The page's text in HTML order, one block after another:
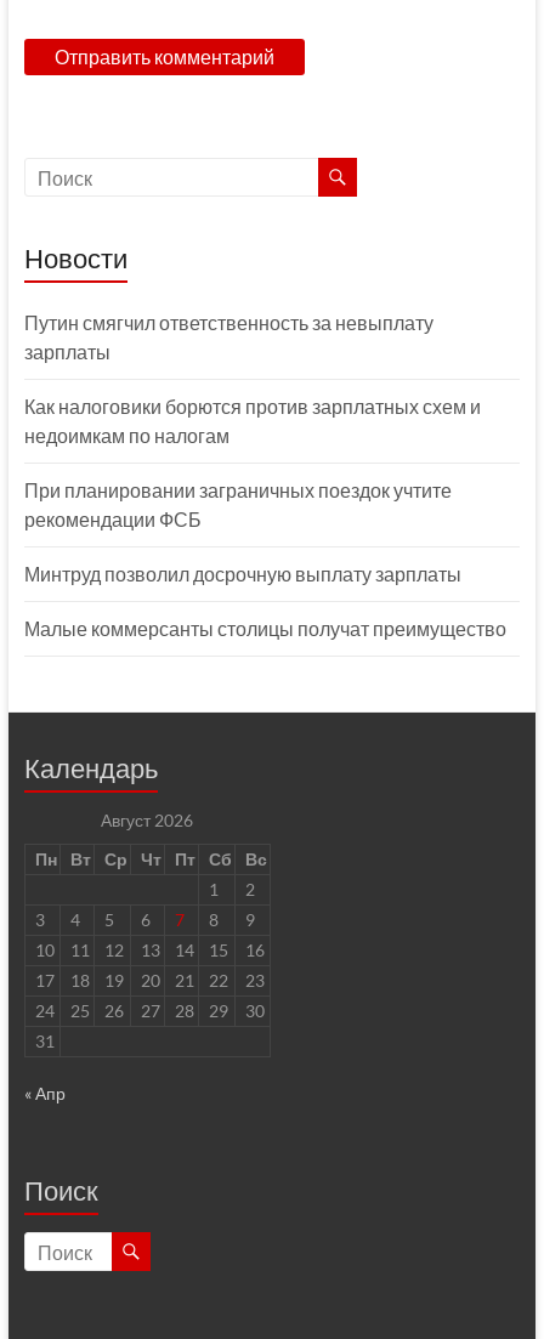
Новости
Путин смягчил ответственность за невыплату
зарплаты
Как налоговики борются против зарплатных схем и
недоимкам по налогам
При планировании заграничных поездок учтите
рекомендации ФСБ
Минтруд позволил досрочную выплату зарплаты
Малые коммерсанты столицы получат преимущество
Календарь
Август 2026
Пн
Вт Ср Чт Пт Сб
Вс
1
2
3
4 5 6 7 8
9
10
11 12 13 14 15
16
17
18 19 20 21 22
23
24
25 26 27 28 29
30
31
« Апр
Поиск